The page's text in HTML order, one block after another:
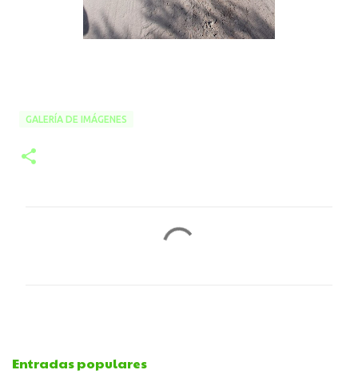
GALERÍA DE IMÁGENES
Entradas populares